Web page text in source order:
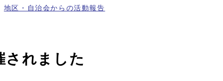
地区・自治会からの活動報告
されました